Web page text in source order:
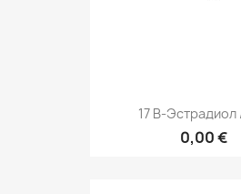
17 B-Эстрадиол
0,00 €